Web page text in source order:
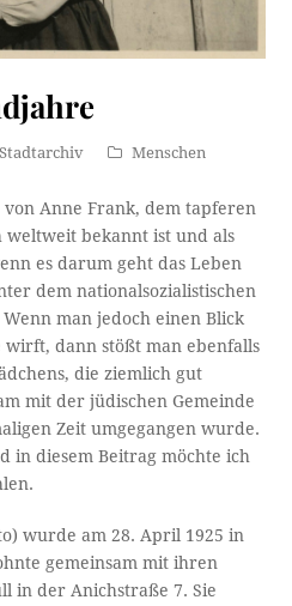
Menschen
von Anne Frank, dem tapferen
weltweit bekannt ist und als
es darum geht das Leben
dem nationalsozialistischen
man jedoch einen Blick
wirft, dann stößt man ebenfalls
die ziemlich gut
mit der jüdischen Gemeinde
Zeit umgegangen wurde.
in diesem Beitrag möchte ich
wurde am 28. April 1925 in
gemeinsam mit ihren
in der Anichstraße 7. Sie